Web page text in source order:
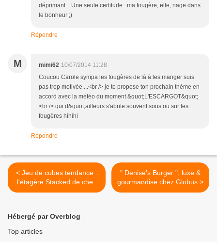
déprimant... Une seule certitude : ma fougère, elle, nage dans
le bonheur ;)
Répondre
M mimi62 10/07/2014 11:28
Coucou Carole sympa les fougères de là à les manger suis
pas trop motivée ...<br /> je te propose ton prochain thème en
accord avec la météo du moment &quot;L'ESCARGOT&quot;
<br /> qui d&quot;ailleurs s'abrite souvent sous ou sur les
fougères hihihi
Répondre
< Jeu de cubes tendance :
l'étagère Stacked de chez
Muuto
" Denise's Burger ", luxe &
gourmandise chez Globus >
Hébergé par Overblog
Top articles